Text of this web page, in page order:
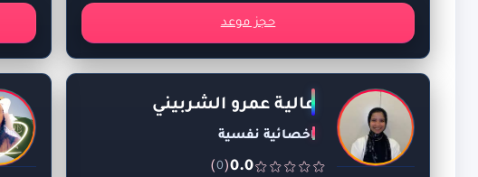
حجز موعد
عالية عمرو الشربيني
اخصائية نفسية
0.0
(
0
)